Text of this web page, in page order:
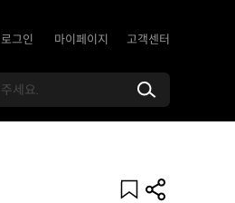
로그인 마이페이지 고객센터